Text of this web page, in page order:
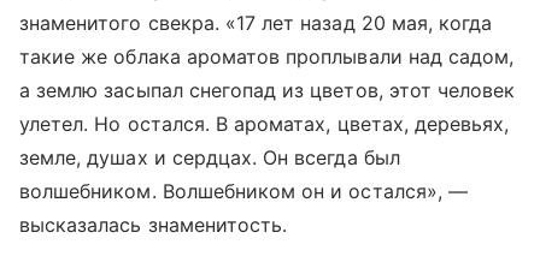
знаменитого свекра. «17 лет назад 20 мая, когда
такие же облака ароматов проплывали над садом,
а землю засыпал снегопад из цветов, этот человек
улетел. Но остался. В ароматах, цветах, деревьях,
земле, душах и сердцах. Он всегда был
волшебником. Волшебником он и остался», —
высказалась знаменитость.